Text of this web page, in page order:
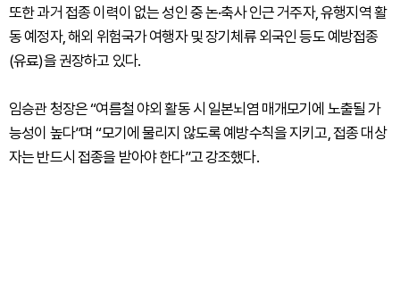
또한 과거 접종 이력이 없는 성인 중 논·축사 인근 거주자, 유행지역 활
동 예정자, 해외 위험국가 여행자 및 장기체류 외국인 등도 예방접종
(유료)을 권장하고 있다.
임승관 청장은 “여름철 야외 활동 시 일본뇌염 매개모기에 노출될 가
능성이 높다”며 “모기에 물리지 않도록 예방수칙을 지키고, 접종 대상
자는 반드시 접종을 받아야 한다”고 강조했다.